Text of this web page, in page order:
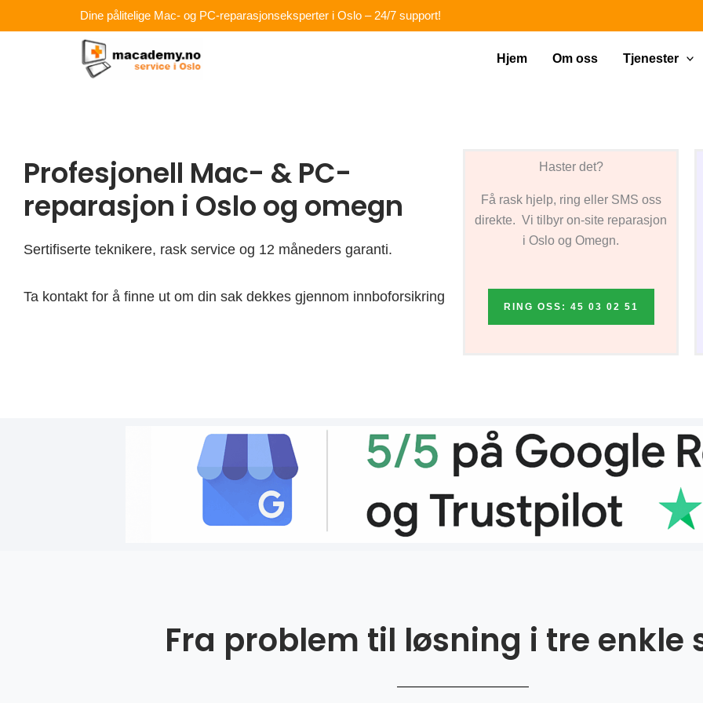
rett
Dine pålitelige Mac- og PC-reparasjonseksperter i Oslo – 24/7 support!
Hjem Om oss Tjenester
Profesjonell Mac- & PC-
reparasjon i Oslo og omegn
Sertifiserte teknikere, rask service og 12 måneders garanti.
Ta kontakt for å finne ut om din sak dekkes gjennom innboforsikring
Haster det?
Få rask hjelp, ring eller SMS oss
direkte. Vi tilbyr on-site reparasjon
i Oslo og Omegn.
RING OSS: 45 03 02 51
Fra problem til løsning i tre enkle